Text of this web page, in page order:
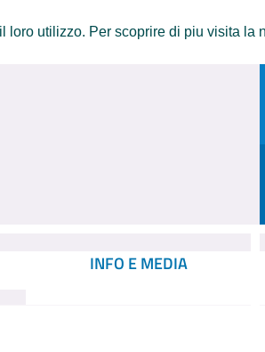
loro utilizzo. Per scoprire di piu visita la
INFO E MEDIA